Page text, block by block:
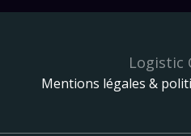
Logistic
Mentions légales &